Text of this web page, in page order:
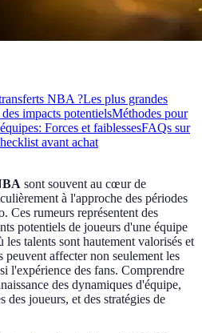
NBA ?Les plus grandes
impacts potentielsMéthodes pour
Forces et faiblessesFAQs sur
avant achat
sont souvent au cœur de
à l'approche des périodes
Ces rumeurs représentent des
potentiels de joueurs d'une équipe
talents sont hautement valorisés et
peuvent affecter non seulement les
l'expérience des fans. Comprendre
des dynamiques d'équipe,
joueurs, et des stratégies de